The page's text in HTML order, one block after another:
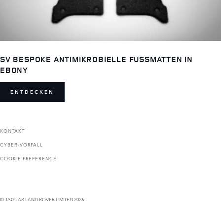
SV BESPOKE ANTIMIKROBIELLE FUSSMATTEN IN E
BONY
ENTDECKEN
KONTAKT
CYBER-VORFALL
COOKIE PREFERENCE
© JAGUAR LAND ROVER LIMITED 2026